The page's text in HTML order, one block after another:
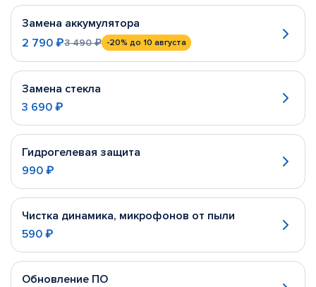
Замена аккумулятора
2 790 ₽3 490 ₽ -20% до 10 августа
Замена стекла
3 690 ₽
Гидрогелевая защита
990 ₽
Чистка динамика, микрофонов от пыли
590 ₽
Обновление ПО